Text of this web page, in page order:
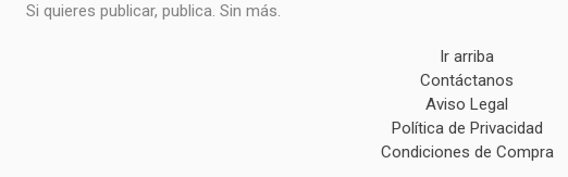
Si quieres publicar, publica. Sin más.
Ir arriba
Contáctanos
Aviso Legal
Política de Privacidad
Condiciones de Compra